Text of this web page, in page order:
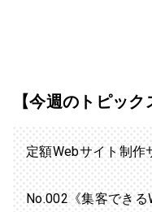
【今週のトピック
定額Webサイト制作
No.002《集客でき